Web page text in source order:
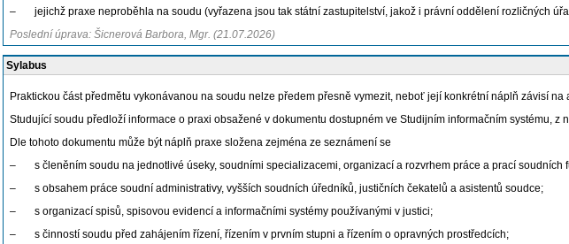
– jejichž praxe neproběhla na soudu (vyřazena jsou tak státní zastupitelství, jakož i právní oddělení rozličných
Poslední úprava: Šicnerová Barbora, Mgr. (21.07.2026)
Sylabus
Praktickou část předmětu vykonávanou na soudu nelze předem přesně vymezit, neboť její konkrétní náplň závisí
Studující soudu předloží informace o praxi obsažené v dokumentu dostupném ve Studijním informačním systému, z
Dle tohoto dokumentu může být náplň praxe složena zejména ze seznámení se
– s členěním soudu na jednotlivé úseky, soudními specializacemi, organizací a rozvrhem práce a prací soudních
– s obsahem práce soudní administrativy, vyšších soudních úředníků, justičních čekatelů a asistentů soudce;
– s organizací spisů, spisovou evidencí a informačními systémy používanými v justici;
– s činností soudu před zahájením řízení, řízením v prvním stupni a řízením o opravných prostředcích;